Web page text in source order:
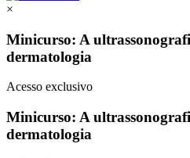
×
Minicurso: A
dermatologia
Acesso exclusivo
Minicurso: A
dermatologia